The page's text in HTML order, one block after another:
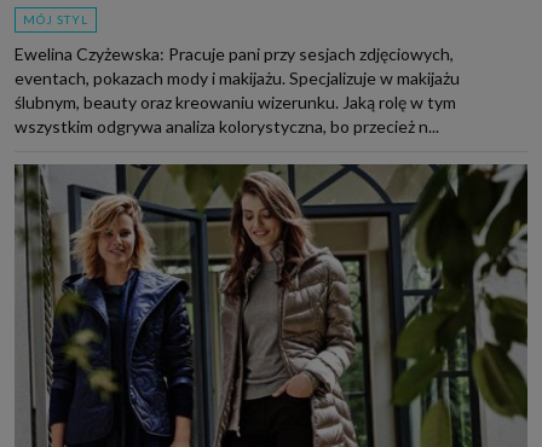
MÓJ STYL
Ewelina Czyżewska: Pracuje pani przy sesjach zdjęciowych,
eventach, pokazach mody i makijażu. Specjalizuje w makijażu
ślubnym, beauty oraz kreowaniu wizerunku. Jaką rolę w tym
wszystkim odgrywa analiza kolorystyczna, bo przecież n...